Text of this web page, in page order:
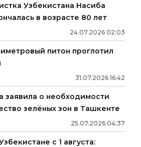
Узбекистана Насиба
в возрасте 80 лет
24.07.2026 02:03
питон проглотил
31.07.2026 16:42
заявила о необходимости
зелёных зон в Ташкенте
25.07.2026 04:37
с 1 августа: